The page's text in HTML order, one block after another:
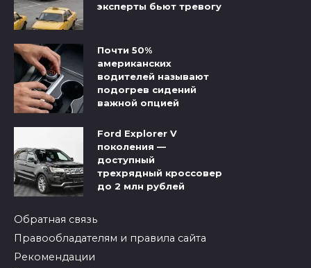
эксперты бьют тревогу
Почти 50%
американских
водителей называют
подогрев сидений
важной опцией
Ford Explorer V
поколения —
доступный
трехрядный кроссовер
до 2 млн рублей
Обратная связь
Правообладателям и правила сайта
Рекомендации